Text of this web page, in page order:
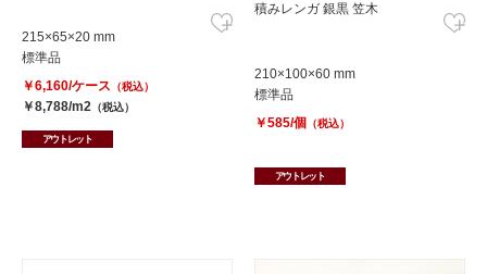
215×65×20 mm
標準品
￥6,160/ケース （税込）
￥8,788/m2 （税込）
アウトレット
積みレンガ 銀黒 笠木
210×100×60 mm
標準品
￥585/個
（税込）
アウトレット